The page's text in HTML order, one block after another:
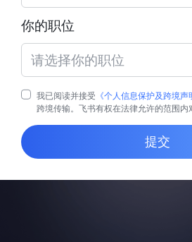
你的职位
请选择你的职位
我已阅读并接受 《个人信息保护及跨境声
跨境传输。飞书有权在法律允许的范围内
提交